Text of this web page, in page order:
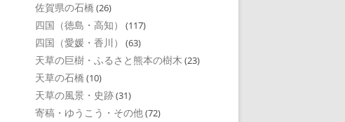
佐賀県の石橋 (26)
四国（徳島・高知） (117)
四国（愛媛・香川） (63)
天草の巨樹・ふるさと熊本の樹木 (23)
天草の石橋 (10)
天草の風景・史跡(31)
寄稿・ゆうこう・その他(72)